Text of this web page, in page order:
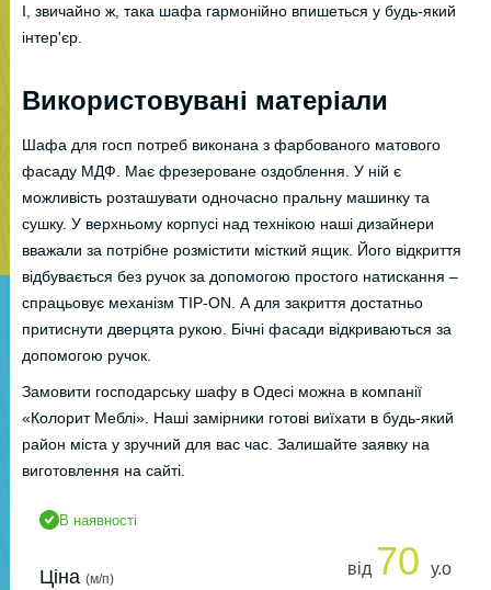
І, звичайно ж, така шафа гармонійно впишеться у будь-який
інтер'єр.
Використовувані матеріали
Шафа для госп потреб виконана з фарбованого матового
фасаду МДФ. Має фрезероване оздоблення. У ній є
можливість розташувати одночасно пральну машинку та
сушку. У верхньому корпусі над технікою наші дизайнери
вважали за потрібне розмістити місткий ящик. Його відкриття
відбувається без ручок за допомогою простого натискання –
спрацьовує механізм TIP-ON. А для закриття достатньо
притиснути дверцята рукою. Бічні фасади відкриваються за
допомогою ручок.
Замовити господарську шафу в Одесі можна в компанії
«Колорит Меблі». Наші замірники готові виїхати в будь-який
район міста у зручний для вас час. Залишайте заявку на
виготовлення на сайті.
В наявності
Ціна (м/п)
від 70 у.о